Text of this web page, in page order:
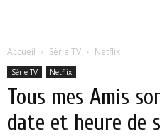
Accueil Série TV Netflix
Série TV Netflix
Tous mes Amis
date et heure de